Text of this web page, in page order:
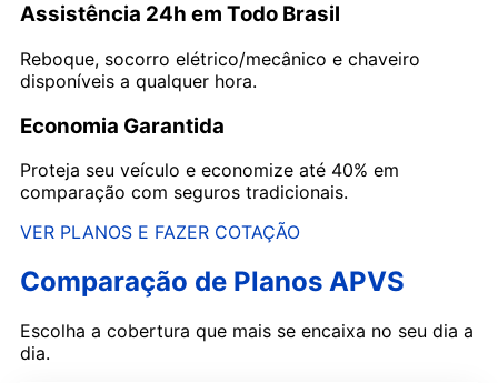
Assistência 24h em Todo Brasil
Reboque, socorro elétrico/mecânico e chaveiro
disponíveis a qualquer hora.
Economia Garantida
Proteja seu veículo e economize até 40% em
comparação com seguros tradicionais.
VER PLANOS E FAZER COTAÇÃO
Comparação de Planos APVS
Escolha a cobertura que mais se encaixa no seu dia a
dia.